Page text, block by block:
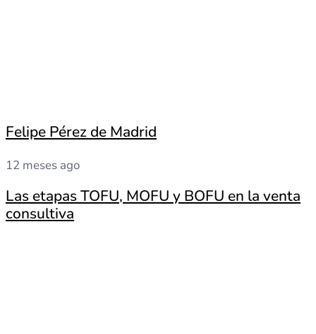
Felipe Pérez de Madrid
12 meses ago
Las etapas TOFU, MOFU y BOFU en la venta
consultiva